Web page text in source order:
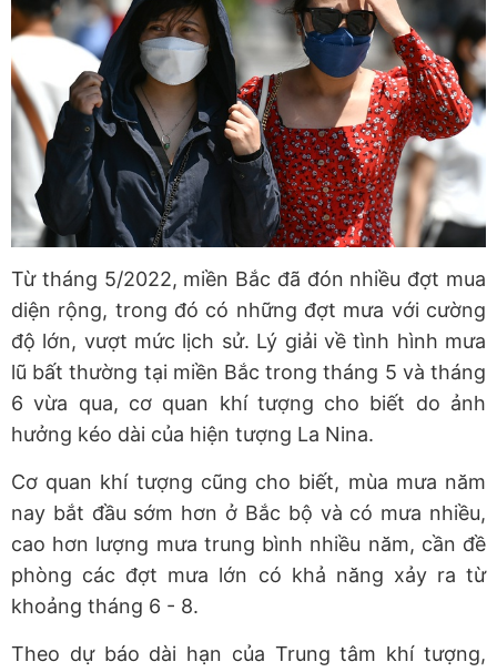
Từ tháng 5/2022, miền Bắc đã đón nhiều đợt mua
diện rộng, trong đó có những đợt mưa với cường
độ lớn, vượt mức lịch sử. Lý giải về tình hình mưa
lũ bất thường tại miền Bắc trong tháng 5 và tháng
6 vừa qua, cơ quan khí tượng cho biết do ảnh
hưởng kéo dài của hiện tượng La Nina.
Cơ quan khí tượng cũng cho biết, mùa mưa năm
nay bắt đầu sớm hơn ở Bắc bộ và có mưa nhiều,
cao hơn lượng mưa trung bình nhiều năm, cần đề
phòng các đợt mưa lớn có khả năng xảy ra từ
khoảng tháng 6 - 8.
Theo dự báo dài hạn của Trung tâm khí tượng,